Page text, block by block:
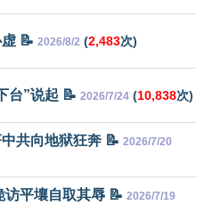
📝 2026/8/2 (2,483次)
台”说起 📝 2026/7/24 (10,838次)
共向地狱狂奔 📝 2026/7/20
平壤自取其辱 📝 2026/7/19